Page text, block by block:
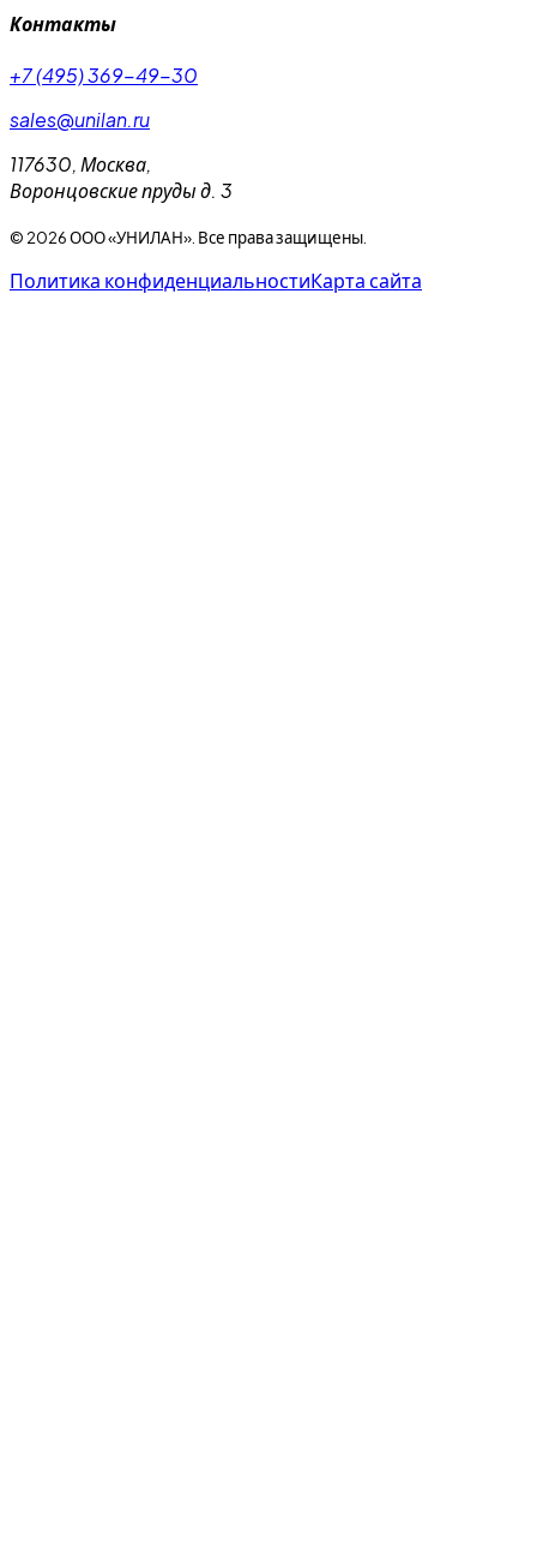
Контакты
+7 (495) 369-49-30
sales@unilan.ru
117630, Москва,
Воронцовские пруды д. 3
© 2026ООО «УНИЛАН». Все права защищены.
Политика конфиденциальностиКарта сайта